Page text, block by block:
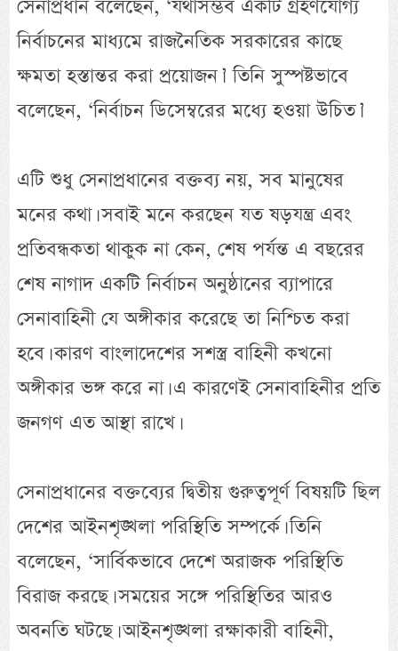
সেনাপ্রধান বলেছেন, ‘যথাসম্ভব একটি গ্রহণযোগ্য
নির্বাচনের মাধ্যমে রাজনৈতিক সরকারের কাছে
ক্ষমতা হস্তান্তর করা প্রয়োজন।’ তিনি সুস্পষ্টভাবে
বলেছেন, ‘নির্বাচন ডিসেম্বরের মধ্যে হওয়া উচিত।’
এটি শুধু সেনাপ্রধানের বক্তব্য নয়, সব মানুষের
মনের কথা। সবাই মনে করছেন যত ষড়যন্ত্র এবং
প্রতিবন্ধকতা থাকুক না কেন, শেষ পর্যন্ত এ বছরের
শেষ নাগাদ একটি নির্বাচন অনুষ্ঠানের ব্যাপারে
সেনাবাহিনী যে অঙ্গীকার করেছে তা নিশ্চিত করা
হবে। কারণ বাংলাদেশের সশস্ত্র বাহিনী কখনো
অঙ্গীকার ভঙ্গ করে না। এ কারণেই সেনাবাহিনীর প্রতি
জনগণ এত আস্থা রাখে।
সেনাপ্রধানের বক্তব্যের দ্বিতীয় গুরুত্বপূর্ণ বিষয়টি ছিল
দেশের আইনশৃঙ্খলা পরিস্থিতি সম্পর্কে। তিনি
বলেছেন, ‘সার্বিকভাবে দেশে অরাজক পরিস্থিতি
বিরাজ করছে। সময়ের সঙ্গে পরিস্থিতির আরও
অবনতি ঘটছে। আইনশৃঙ্খলা রক্ষাকারী বাহিনী,